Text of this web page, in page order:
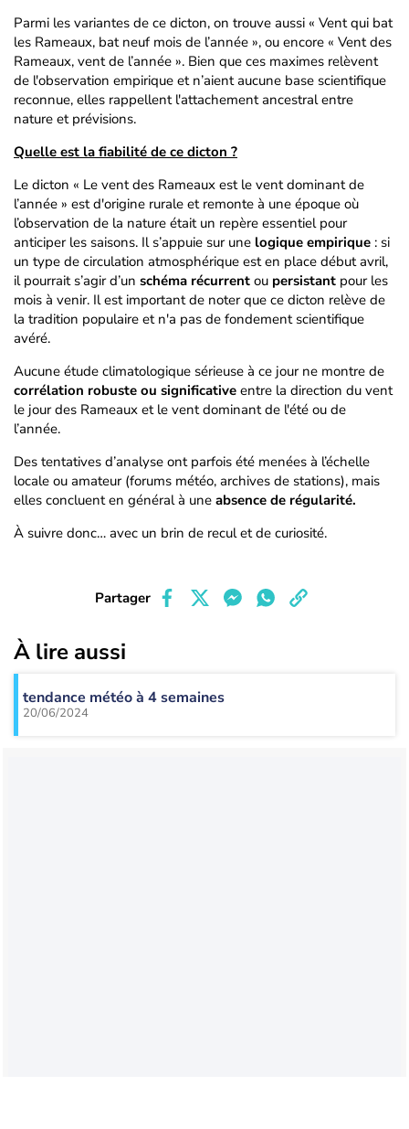
Parmi les variantes de ce dicton, on trouve aussi « Vent qui bat
les Rameaux, bat neuf mois de l’année », ou encore « Vent des
Rameaux, vent de l’année ». Bien que ces maximes relèvent
de l'observation empirique et n’aient aucune base scientifique
reconnue, elles rappellent l'attachement ancestral entre
nature et prévisions.
Quelle est la fiabilité de ce dicton ?
Le dicton « Le vent des Rameaux est le vent dominant de
l’année » est d'origine rurale et remonte à une époque où
l’observation de la nature était un repère essentiel pour
anticiper les saisons. Il s’appuie sur une logique empirique : si
un type de circulation atmosphérique est en place début avril,
il pourrait s’agir d’un schéma récurrent ou persistant pour les
mois à venir. Il est important de noter que ce dicton relève de
la tradition populaire et n'a pas de fondement scientifique
avéré.
Aucune étude climatologique sérieuse à ce jour ne montre de
corrélation robuste ou significative entre la direction du vent
le jour des Rameaux et le vent dominant de l'été ou de
l’année.
Des tentatives d’analyse ont parfois été menées à l’échelle
locale ou amateur (forums météo, archives de stations), mais
elles concluent en général à une absence de régularité.
À suivre donc… avec un brin de recul et de curiosité.
Partager
À lire aussi
tendance météo à 4 semaines
20/06/2024